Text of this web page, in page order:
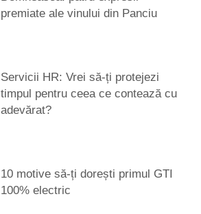
premiate ale vinului din Panciu
Servicii HR: Vrei să-ți protejezi
timpul pentru ceea ce contează cu
adevărat?
10 motive să-ți dorești primul GTI
100% electric